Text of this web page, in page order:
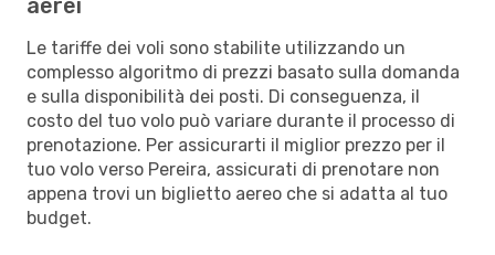
aerei
Le tariffe dei voli sono stabilite utilizzando un
complesso algoritmo di prezzi basato sulla domanda
e sulla disponibilità dei posti. Di conseguenza, il
costo del tuo volo può variare durante il processo di
prenotazione. Per assicurarti il miglior prezzo per il
tuo volo verso Pereira, assicurati di prenotare non
appena trovi un biglietto aereo che si adatta al tuo
budget.